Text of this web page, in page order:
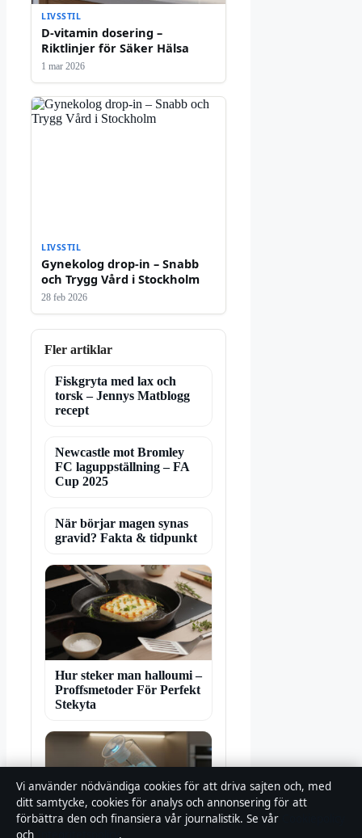
LIVSSTIL
D-vitamin dosering –
Riktlinjer för Säker Hälsa
1 mar 2026
LIVSSTIL
Gynekolog drop-in – Snabb
och Trygg Vård i Stockholm
28 feb 2026
Fler artiklar
Fiskgryta med lax och
torsk – Jennys Matblogg
recept
Newcastle mot Bromley
FC laguppställning – FA
Cup 2025
När börjar magen synas
gravid? Fakta & tidpunkt
Hur steker man halloumi –
Proffsmetoder För Perfekt
Stekyta
Vi använder nödvändiga cookies för att driva sajten och, med
ditt samtycke, cookies för analys och annonsering för att
förbättra den och finansiera vår journalistik. Se vår
och
.